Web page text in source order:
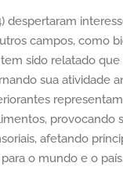
despertaram
campos, como
sido relatado
sua atividade
provocando
afetando
o mundo e o